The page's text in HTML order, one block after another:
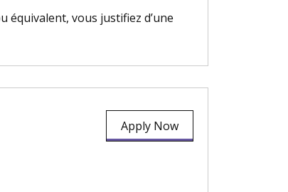
équivalent, vous justifiez d’une
Apply Now